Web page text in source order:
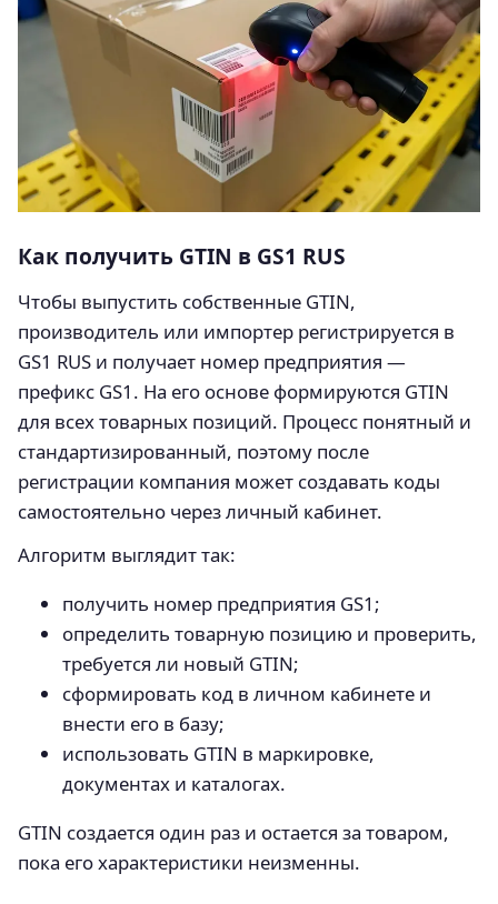
Как получить GTIN в GS1 RUS
Чтобы выпустить собственные GTIN,
производитель или импортер регистрируется в
GS1 RUS и получает номер предприятия —
префикс GS1. На его основе формируются GTIN
для всех товарных позиций. Процесс понятный и
стандартизированный, поэтому после
регистрации компания может создавать коды
самостоятельно через личный кабинет.
Алгоритм выглядит так:
получить номер предприятия GS1;
определить товарную позицию и проверить,
требуется ли новый GTIN;
сформировать код в личном кабинете и
внести его в базу;
использовать GTIN в маркировке,
документах и каталогах.
GTIN создается один раз и остается за товаром,
пока его характеристики неизменны.